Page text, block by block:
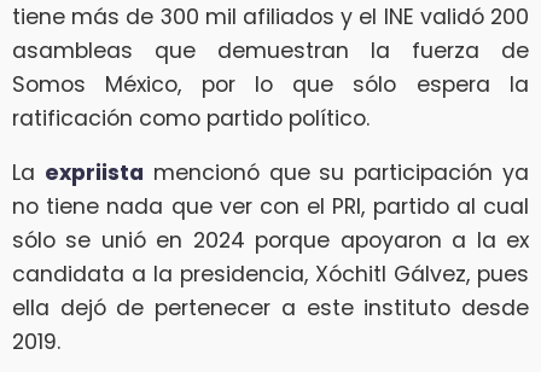
tiene más de 300 mil afiliados y el INE validó 200
asambleas que demuestran la fuerza de
Somos México, por lo que sólo espera la
ratificación como partido político.
La expriista mencionó que su participación ya
no tiene nada que ver con el PRI, partido al cual
sólo se unió en 2024 porque apoyaron a la ex
candidata a la presidencia, Xóchitl Gálvez, pues
ella dejó de pertenecer a este instituto desde
2019.